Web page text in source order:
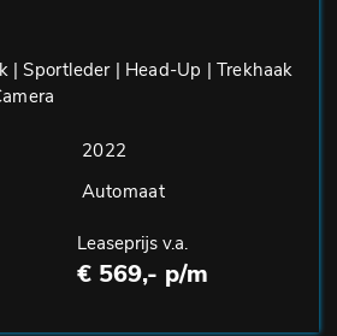
| Sportleder | Head-Up | Trekhaak
2022
Automaat
Leaseprijs v.a.
€ 569,- p/m